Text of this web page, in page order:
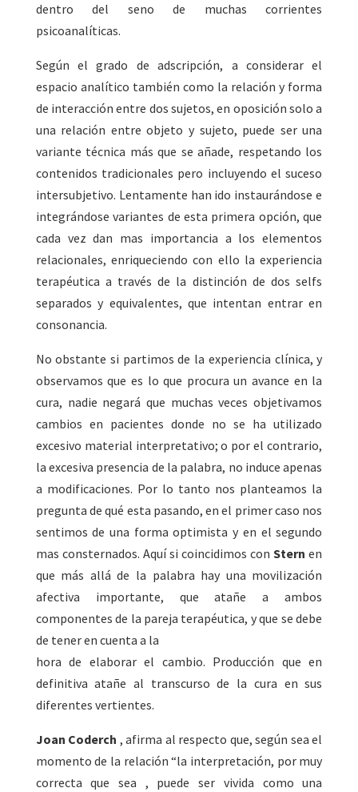
dentro del seno de muchas corrientes
psicoanalíticas.
Según el grado de adscripción, a considerar el
espacio analítico también como la relación y forma
de interacción entre dos sujetos, en oposición solo a
una relación entre objeto y sujeto, puede ser una
variante técnica más que se añade, respetando los
contenidos tradicionales pero incluyendo el suceso
intersubjetivo. Lentamente han ido instaurándose e
integrándose variantes de esta primera opción, que
cada vez dan mas importancia a los elementos
relacionales, enriqueciendo con ello la experiencia
terapéutica a través de la distinción de dos selfs
separados y equivalentes, que intentan entrar en
consonancia.
No obstante si partimos de la experiencia clínica, y
observamos que es lo que procura un avance en la
cura, nadie negará que muchas veces objetivamos
cambios en pacientes donde no se ha utilizado
excesivo material interpretativo; o por el contrario,
la excesiva presencia de la palabra, no induce apenas
a modificaciones. Por lo tanto nos planteamos la
pregunta de qué esta pasando, en el primer caso nos
sentimos de una forma optimista y en el segundo
mas consternados. Aquí si coincidimos conSternen
que más allá de la palabra hay una movilización
afectiva importante, que atañe a ambos
componentes de la pareja terapéutica, y que se debe
de tener en cuenta a la
hora de elaborar el cambio. Producción que en
definitiva atañe al transcurso de la cura en sus
diferentes vertientes.
Joan Coderch , afirma al respecto que, según sea el
momento de la relación “la interpretación, por muy
correcta que sea , puede ser vivida como una